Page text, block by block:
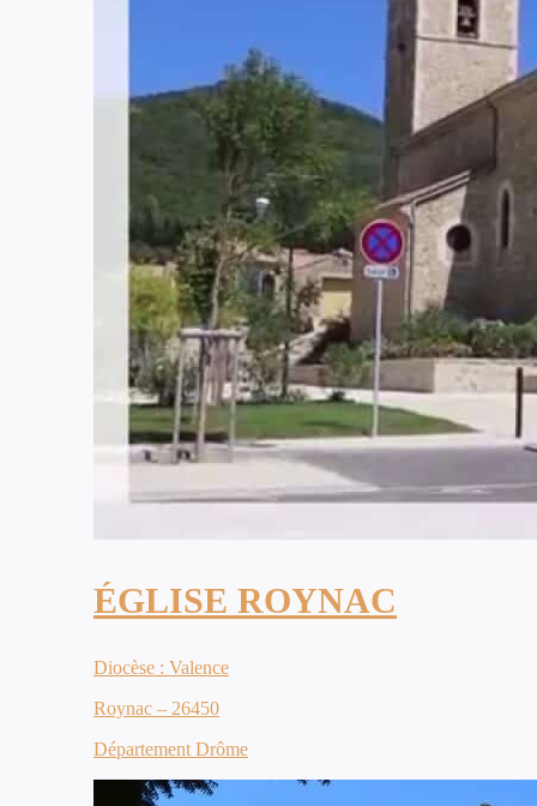
ÉGLISE ROYNAC
Diocèse : Valence
Roynac – 26450
Département Drôme